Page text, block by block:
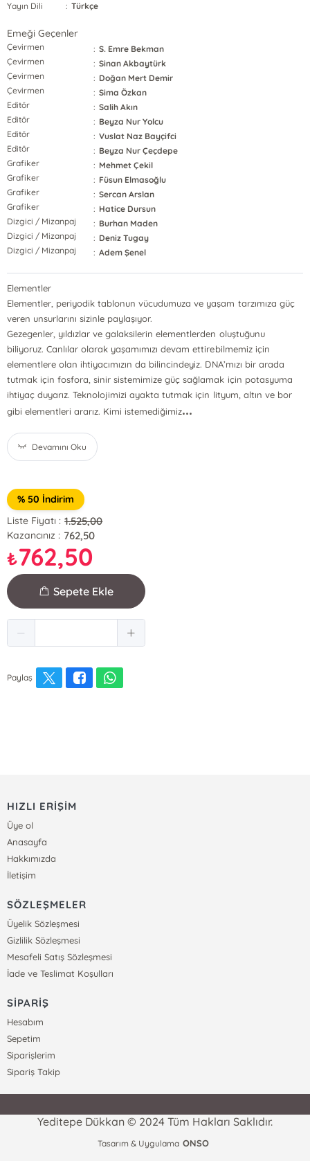
Yayın Dili
: Türkçe
Emeği Geçenler
Çevirmen : S. Emre Bekman
Çevirmen
: Sinan Akbaytürk
Çevirmen
: Doğan Mert Demir
Çevirmen
: Sima Özkan
Editör
: Salih Akın
Editör
: Beyza Nur Yolcu
Editör
: Vuslat Naz Bayçifci
Editör
: Beyza Nur Çeçdepe
Grafiker
: Mehmet Çekil
Grafiker
: Füsun Elmasoğlu
Grafiker
: Sercan Arslan
Grafiker
: Hatice Dursun
Dizgici / Mizanpaj
: Burhan Maden
Dizgici / Mizanpaj
: Deniz Tugay
Dizgici / Mizanpaj
: Adem Şenel
Elementler
Elementler, periyodik tablonun vücudumuza ve yaşam tarzımıza güç
veren unsurlarını sizinle paylaşıyor.
Gezegenler, yıldızlar ve galaksilerin elementlerden oluştuğunu
biliyoruz. Canlılar olarak yaşamımızı devam ettirebilmemiz için
elementlere olan ihtiyacımızın da bilincindeyiz. DNA’mızı bir arada
tutmak için fosfora, sinir sistemimize güç sağlamak için potasyuma
ihtiyaç duyarız. Teknolojimizi ayakta tutmak için lityum, altın ve bor
gibi elementleri ararız. Kimi istemediğimiz...
Devamını Oku
% 50 İndirim
Liste Fiyatı : 1.525,00
Kazancınız : 762,50
₺762,50
Sepete Ekle
Paylaş
HIZLI ERİŞİM
Üye ol
Anasayfa
Hakkımızda
İletişim
SÖZLEŞMELER
Üyelik Sözleşmesi
Gizlilik Sözleşmesi
Mesafeli Satış Sözleşmesi
İade ve Teslimat Koşulları
SİPARİŞ
Hesabım
Sepetim
Siparişlerim
Sipariş Takip
Yeditepe Dükkan © 2024 Tüm Hakları Saklıdır.
Tasarım & Uygulama ONSO